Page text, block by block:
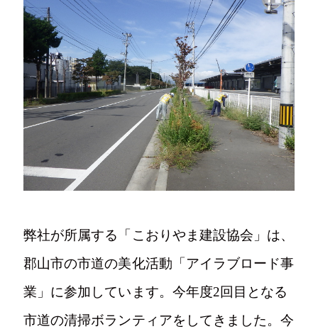
求人 実績
写真
Tel.024-982-2218
福島県郡山市湖南町舟津村上1-2
弊社が所属する「こおりやま建設協会」は、
郡山市の市道の美化活動「アイラブロード事
業」に参加しています。今年度2回目となる
市道の清掃ボランティアをしてきました。今